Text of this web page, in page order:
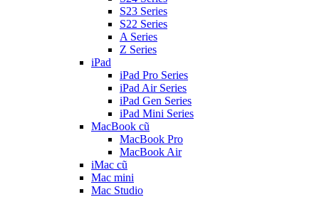
S23 Series
S22 Series
A Series
Z Series
iPad
iPad Pro Series
iPad Air Series
iPad Gen Series
iPad Mini Series
MacBook cũ
MacBook Pro
MacBook Air
iMac cũ
Mac mini
Mac Studio